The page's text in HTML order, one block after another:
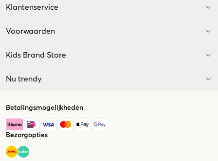
Klantenservice
Voorwaarden
Kids Brand Store
Nu trendy
Betalingsmogelijkheden
Bezorgopties